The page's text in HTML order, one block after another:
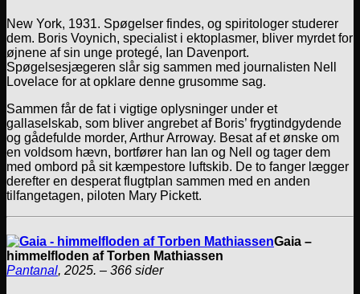
New York, 1931. Spøgelser findes, og spiritologer studerer
dem. Boris Voynich, specialist i ektoplasmer, bliver myrdet for
øjnene af sin unge protegé, Ian Davenport.
Spøgelsesjægeren slår sig sammen med journalisten Nell
Lovelace for at opklare denne grusomme sag.
Sammen får de fat i vigtige oplysninger under et
gallaselskab, som bliver angrebet af Boris’ frygtindgydende
og gådefulde morder, Arthur Arroway. Besat af et ønske om
en voldsom hævn, bortfører han Ian og Nell og tager dem
med ombord på sit kæmpestore luftskib. De to fanger lægger
derefter en desperat flugtplan sammen med en anden
tilfangetagen, piloten Mary Pickett.
Gaia –
himmelfloden af Torben Mathiassen
Pantanal, 2025. – 366 sider